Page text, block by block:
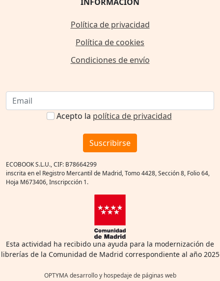
INFORMACIÓN
Política de privacidad
Política de cookies
Condiciones de envío
Acepto la política de privacidad
Suscribirse
ECOBOOK S.L.U., CIF: B78664299
inscrita en el Registro Mercantil de Madrid, Tomo 4428, Sección 8, Folio 64,
Hoja M673406, Inscripcción 1.
Esta actividad ha recibido una ayuda para la modernización de
librerías de la Comunidad de Madrid correspondiente al año 2025
OPTYMA desarrollo y hospedaje de páginas web